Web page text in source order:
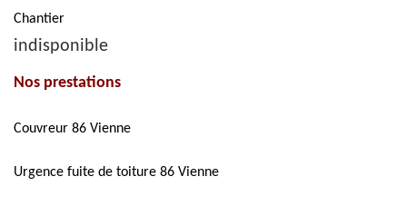
Chantier
indisponible
Nos prestations
Couvreur 86 Vienne
Urgence fuite de toiture 86 Vienne